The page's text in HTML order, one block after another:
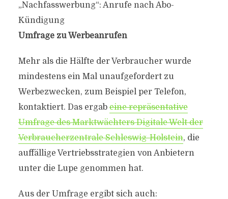
„Nachfasswerbung“: Anrufe nach Abo-
Kündigung
Umfrage zu Werbeanrufen
Mehr als die Hälfte der Verbraucher wurde
mindestens ein Mal unaufgefordert zu
Werbezwecken, zum Beispiel per Telefon,
kontaktiert. Das ergabeine repräsentative
Umfrage des Marktwächters Digitale Welt der
Verbraucherzentrale Schleswig-Holstein, die
auffällige Vertriebsstrategien von Anbietern
unter die Lupe genommen hat.
Aus der Umfrage ergibt sich auch: